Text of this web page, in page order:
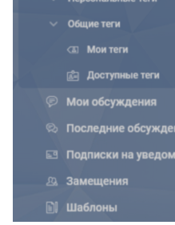
Календари в карточках ролей
Календарь по умолчанию
время для задания в
Наследование календарей
Временные зоны
Общие понятия